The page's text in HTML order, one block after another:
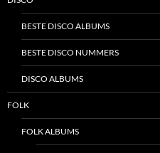
BESTE DISCO ALBUMS
BESTE DISCO NUMMERS
DISCO ALBUMS
FOLK
FOLK ALBUMS